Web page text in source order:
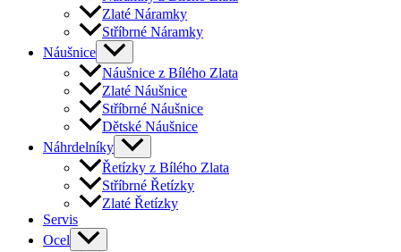
Zlaté Náramky
Stříbrné Náramky
Náušnice
Náušnice z Bílého Zlata
Zlaté Náušnice
Stříbrné Náušnice
Dětské Náušnice
Náhrdelníky
Řetízky z Bílého Zlata
Stříbrné Řetízky
Zlaté Řetízky
Servis
Ocel